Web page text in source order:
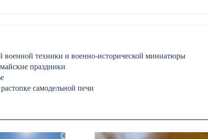
военной техники и военно-исторической миниатюры
праздники
самодельной печи